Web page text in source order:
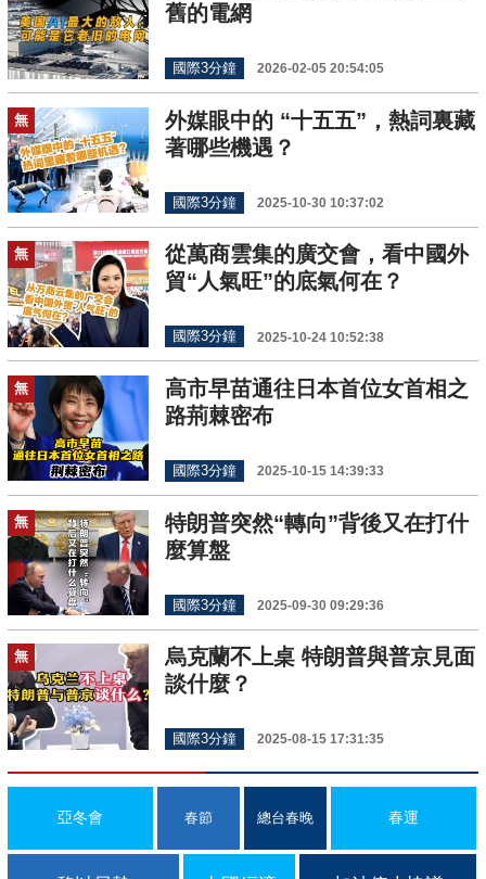
舊的電網
國際3分鐘 2026-02-05 20:54:05
無
外媒眼中的 “十五五”，熱詞裏藏
著哪些機遇？
國際3分鐘 2025-10-30 10:37:02
無
從萬商雲集的廣交會，看中國外
貿“人氣旺”的底氣何在？
國際3分鐘 2025-10-24 10:52:38
無
高市早苗通往日本首位女首相之
路荊棘密布
國際3分鐘 2025-10-15 14:39:33
無
特朗普突然“轉向”背後又在打什
麼算盤
國際3分鐘 2025-09-30 09:29:36
無
烏克蘭不上桌 特朗普與普京見面
談什麼？
國際3分鐘 2025-08-15 17:31:35
亞冬會 春節 總台春晚 春運